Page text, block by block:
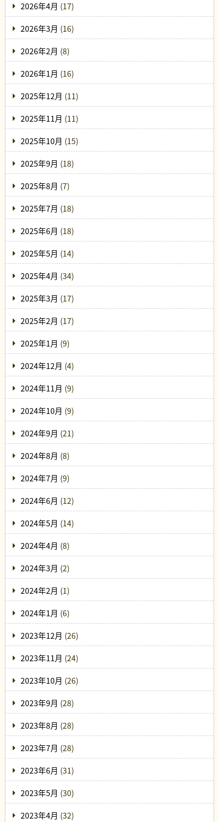
2026年4月 (17)
2026年3月 (16)
2026年2月 (8)
2026年1月 (16)
2025年12月 (11)
2025年11月 (11)
2025年10月 (15)
2025年9月 (18)
2025年8月 (7)
2025年7月 (18)
2025年6月 (18)
2025年5月 (14)
2025年4月 (34)
2025年3月 (17)
2025年2月 (17)
2025年1月 (9)
2024年12月 (4)
2024年11月 (9)
2024年10月 (9)
2024年9月 (21)
2024年8月 (8)
2024年7月 (9)
2024年6月 (12)
2024年5月 (14)
2024年4月 (8)
2024年3月 (2)
2024年2月 (1)
2024年1月 (6)
2023年12月 (26)
2023年11月 (24)
2023年10月 (26)
2023年9月 (28)
2023年8月 (28)
2023年7月 (28)
2023年6月 (31)
2023年5月 (30)
2023年4月 (32)